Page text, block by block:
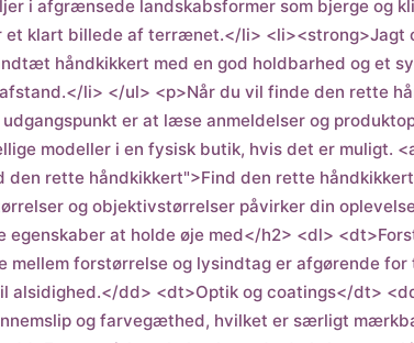
i afgrænsede landskabsformer som bjerge og
et klart billede af terrænet.</li> <li><strong>Jagt
håndkikkert med en god holdbarhed og et
li> </ul> <p>Når du vil finde den rette
er at læse anmeldelser og
modeller i en fysisk butik, hvis det er muligt.
den rette håndkikkert">Find den rette
og objektivstørrelser påvirker din
egenskaber at holde øje med</h2> <dl>
mellem forstørrelse og lysindtag er afgørende
alsidighed.</dd> <dt>Optik og coatings</dt>
og farvegæthed, hvilket er særligt